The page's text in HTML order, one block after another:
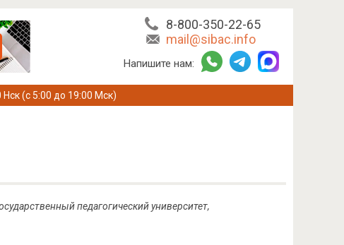
8-800-350-22-65
mail@sibac.info
Напишите нам:
(с 5:00 до 19:00 Мск)
педагогический университет,